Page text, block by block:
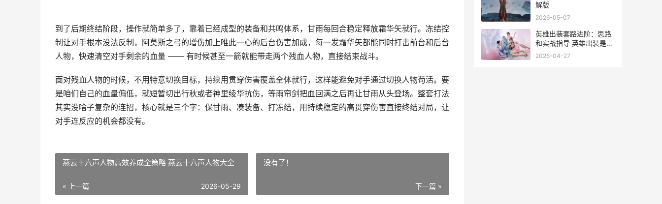
到了后期终结阶段，操作就简单多了，靠着已经成型的装备和共鸣体系，甘雨每回合稳定释放霜华矢就行。冻结控
制让对手根本没法反制，阿莫斯之弓的增伤加上唯此一心的后台伤害加成，每一发霜华矢都能同时打击前台和后台
人物，快速清空对手剩余的血量 —— 有时候甚至一箭就能带走两个残血人物，直接结束战斗。
面对残血人物的时候，不用特意切换目标，持续用贯穿伤害覆盖全体就行，这样能避免对手通过切换人物苟活。要
是咱们自己的血量偏低，就短暂切出行秋或者神里绫华抗伤，等雨帘剑把血回满之后再让甘雨从头登场。整套打法
其实没啥子复杂的连招，核心就是三个字：保甘雨、凑装备、打冻结，用持续稳定的高贯穿伤害直接终结对局，让
对手连反应的机会都没有。
燕云十六声人物高效养成全策略 燕云十六声人物大全
« 上一篇 2026-05-29
没有了！
下一篇 »
解版
2026-05-07
英雄出装套路进阶：思路
和实战指导 英雄出装是什
么意思
2026-04-27